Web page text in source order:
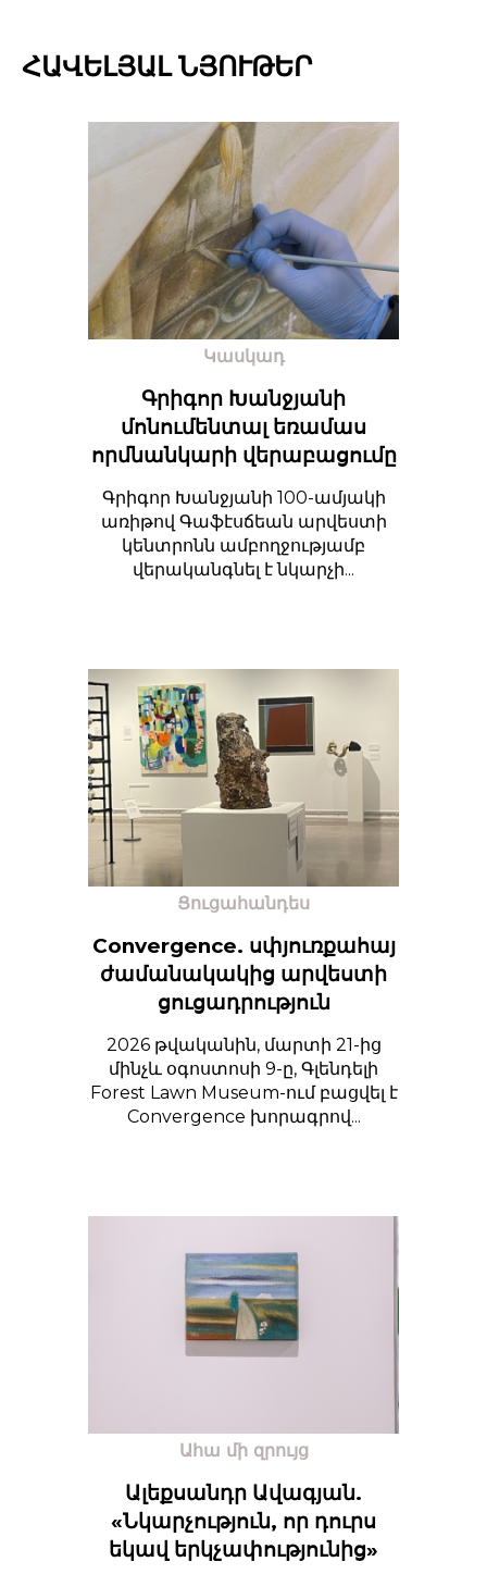
ՀԱՎԵԼՅԱԼ ՆՅՈՒԹԵՐ
Կասկադ
Գրիգոր Խանջյանի
մոնումենտալ եռամաս
որմնանկարի վերաբացումը
Գրիգոր Խանջյանի 100-ամյակի
առիթով Գաֆէսճեան արվեստի
կենտրոնն ամբողջությամբ
վերականգնել է նկարչի...
Ցուցահանդես
Convergence. սփյուռքահայ
ժամանակակից արվեստի
ցուցադրություն
2026 թվականին, մարտի 21-ից
մինչև օգոստոսի 9-ը, Գլենդելի
Forest Lawn Museum-ում բացվել է
Convergence խորագրով...
Ահա մի զրույց
Ալեքսանդր Ավագյան.
«Նկարչություն, որ դուրս
եկավ երկչափությունից»